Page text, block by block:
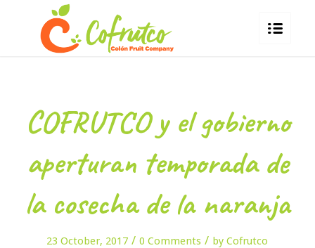
COFRUTCO y el gobierno
aperturan temporada de
la cosecha de la naranja
23 October, 2017 / 0 Comments / byCofrutco